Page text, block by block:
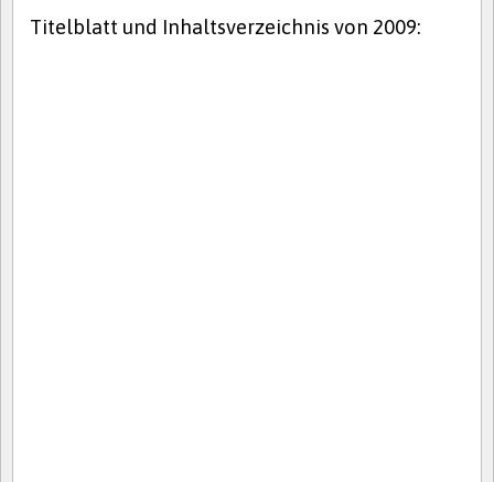
Titelblatt und Inhaltsverzeichnis von 2009: